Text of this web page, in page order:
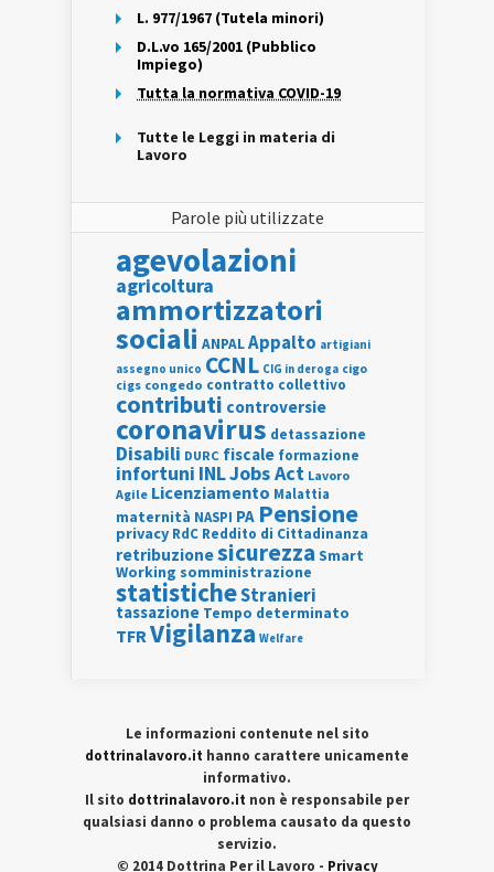
L. 977/1967 (Tutela minori)
D.L.vo 165/2001 (Pubblico
Impiego)
Tutta la normativa COVID-19
Tutte le Leggi in materia di
Lavoro
Parole più utilizzate
agevolazioni
agricoltura
ammortizzatori
sociali ANPALAppalto artigiani
assegno unico CCNL CIG in deroga cigo
cigs congedo contratto collettivo
contributi controversie
coronavirus detassazione
Disabili DURC fiscale formazione
infortuni INLJobs Act Lavoro
Agile Licenziamento Malattia
maternità NASPI PA Pensione
privacy RdC Reddito di Cittadinanza
retribuzionesicurezza Smart
Working somministrazione
statisticheStranieri
tassazione Tempo determinato
TFR Vigilanza Welfare
Le informazioni contenute nel sito
dottrinalavoro.it hanno carattere unicamente
informativo.
Il sito dottrinalavoro.it non è responsabile per
qualsiasi danno o problema causato da questo
servizio.
© 2014 Dottrina Per il Lavoro - Privacy